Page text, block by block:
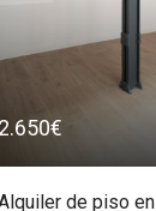
2.650€